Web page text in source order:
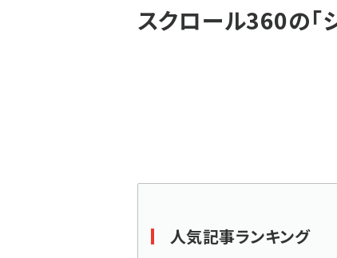
ン
スクロール360の「
人気記事ランキング